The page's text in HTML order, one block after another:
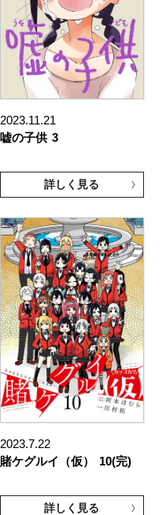
2023.11.21
嘘の子供 3
詳しく見る
2023.7.22
賭ケグルイ（仮）
10(完)
詳しく見る